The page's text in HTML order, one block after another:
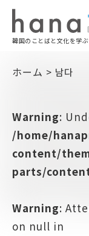
韓国のことばと文化を学
ホーム > 남다
Warning:
/home/
content/
parts/
Warning:
on null in